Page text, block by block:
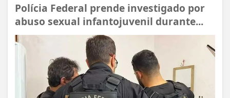
Polícia Federal prende investigado por
abuso sexual infantojuvenil durante...
Termos de Uso e Privacidade
Esse site utiliza cookies para melhorar sua